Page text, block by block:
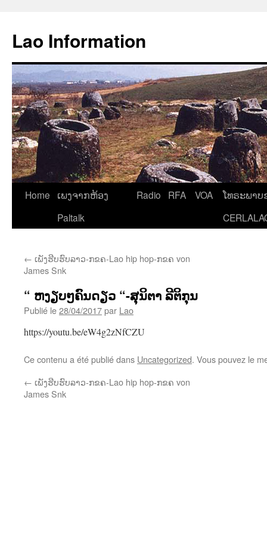
contenu
Lao Information
Home
ເພງຈາກຫ້ອງ
Paltalk
Radio RFA VOA
ໂທຣະພາບ
← ເພັງຮີບຮົບລາວ-ກຂຄ-Lao hip hop-ກຂຄ von
James Snk
“ ຫງຽບໆຄົນດຽວ “-ສຸນິຕາ ລີຕິກຸນ
Publié le28/04/2017par Lao
https://youtu.be/eW4g2zNfCZU
Ce contenu a été publié dans Uncategorized. Vous pouvez le
← ເພັງຮີບຮົບລາວ-ກຂຄ-Lao hip hop-ກຂຄ von
James Snk